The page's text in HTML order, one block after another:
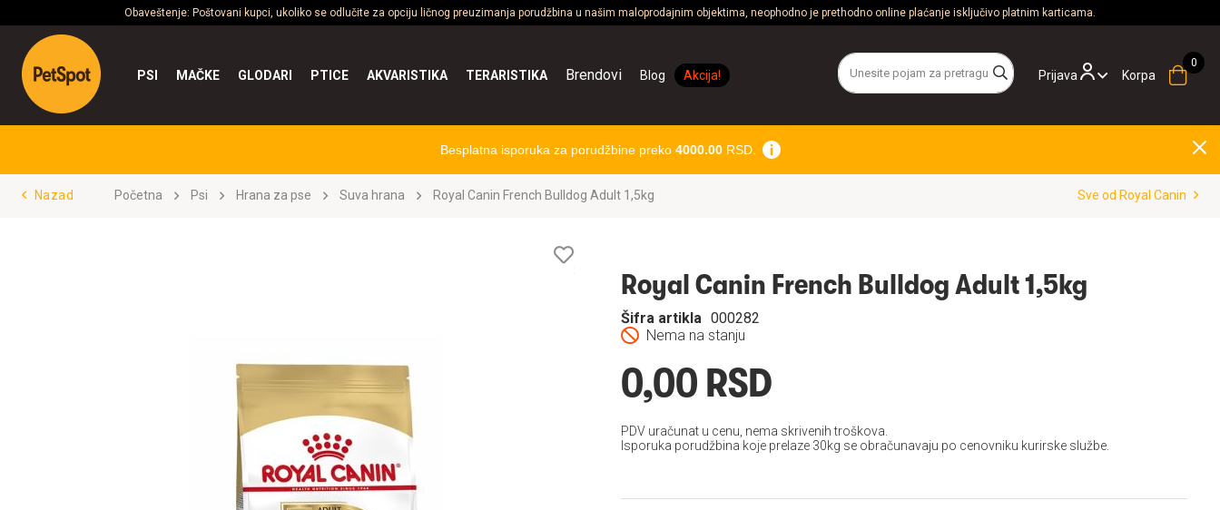
Obaveštenje: Poštovani kupci, ukoliko se odlučite za opciju ličnog preuzimanja porudžbina u našim maloprodajnim objektima, neophodno je prethodno online plaćanje isključivo platnim karticama.
Prijava
PSI MAČKE GLODARI PTICE AKVARISTIKA TERARISTIKA Brendovi Blog Akcija! Korpa
Besplatna isporuka za porudžbine preko 4000.00RSD.
Nazad Početna Psi Hrana za pse Suva hrana Royal Canin French Bulldog Adult 1,5kg Sve od Royal Canin
želja
Royal Canin French Bulldog Adult 1,5kg
Nema na stanju
Šifra artikla 000282
0,00 RSD
PDV uračunat u cenu, nema skrivenih troškova.
Isporuka porudžbina koje prelaze 30kg se obračunavaju po cenovniku kurirske službe.